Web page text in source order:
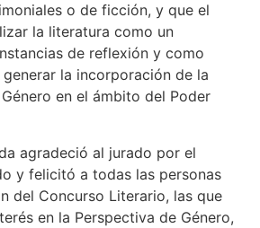
o de ficción, y que el
la literatura como un
de reflexión y como
la incorporación de la
en el ámbito del Poder
agradeció al jurado por el
y felicitó a todas las personas
del Concurso Literario, las que
en la Perspectiva de Género,